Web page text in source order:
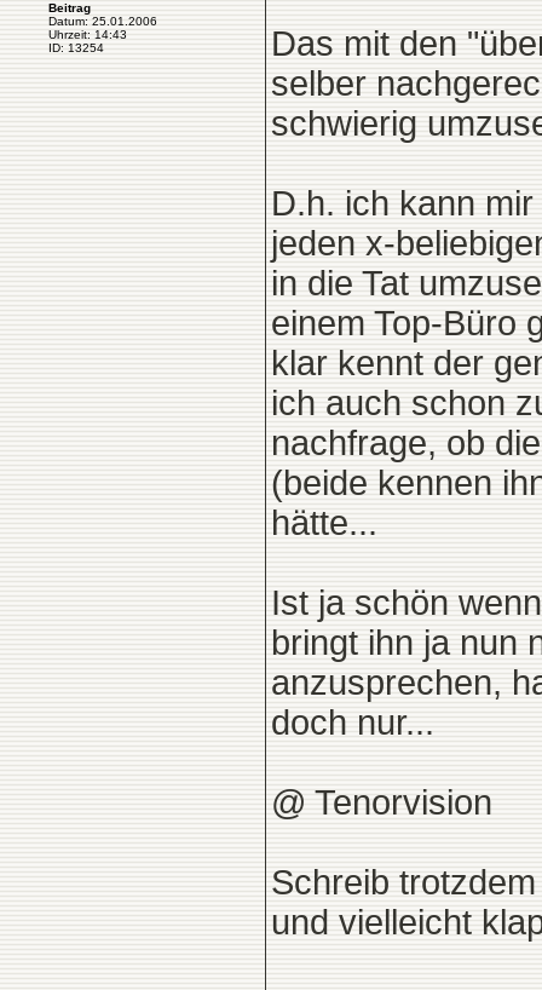
Beitrag
Datum: 25.01.2006
Uhrzeit: 14:43
ID: 13254
Das mit den
selber
schwierig
D.h. ich kann
jeden x-
in die Tat
einem Top-Büro
klar kennt der
ich auch schon
nachfrage, ob
(beide kennen
hätte...
Ist ja schön
bringt ihn ja nun
anzusprechen,
doch nur...
@ Tenorvision
Schreib
und vielleicht